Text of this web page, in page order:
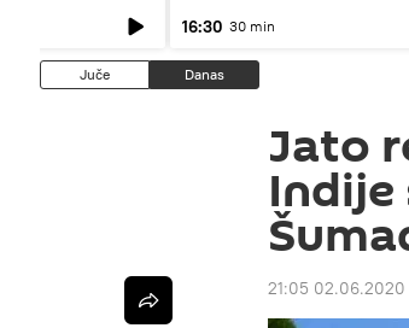
16:30 30 min
Juče Danas
Jato
Indije
21:05 02.06.2020